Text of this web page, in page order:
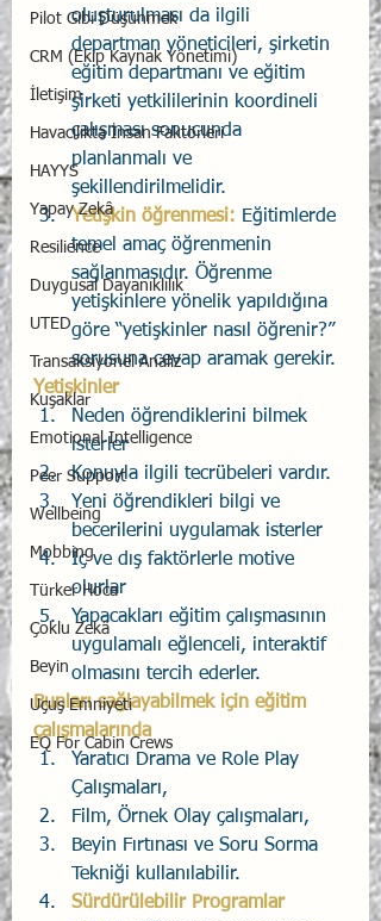
Pilot Gibi Düşünmek
CRM (Ekip Kaynak Yönetimi)
İletişim
Havacılıkta İnsan Faktörleri
HAYYS
Yapay Zekâ
Resilience
Duygusal Dayanıklılık
UTED
Transaksiyonel Analiz
Kuşaklar
Emotional Intelligence
Peer Support
Wellbeing
Mobbing
Türker Hoca
Çoklu Zekâ
Beyin
Uçuş Emniyeti
EQ For Cabin Crews
oluşturulması da ilgili
departman yöneticileri, şirketin
eğitim departmanı ve eğitim
şirketi yetkililerinin koordineli
çalışması sonucunda
planlanmalı ve
şekillendirilmelidir.
Yetişkin öğrenmesi: Eğitimlerde
temel amaç öğrenmenin
sağlanmasıdır. Öğrenme
yetişkinlere yönelik yapıldığına
göre “yetişkinler nasıl öğrenir?”
sorusuna cevap aramak gerekir.
Yetişkinler
Neden öğrendiklerini bilmek
isterler
Konuyla ilgili tecrübeleri vardır.
Yeni öğrendikleri bilgi ve
becerilerini uygulamak isterler
İç ve dış faktörlerle motive
olurlar
Yapacakları eğitim çalışmasının
uygulamalı eğlenceli, interaktif
olmasını tercih ederler.
Bunları sağlayabilmek için eğitim
çalışmalarında
Yaratıcı Drama ve Role Play
Çalışmaları,
Film, Örnek Olay çalışmaları,
Beyin Fırtınası ve Soru Sorma
Tekniği kullanılabilir.
Sürdürülebilir Programlar